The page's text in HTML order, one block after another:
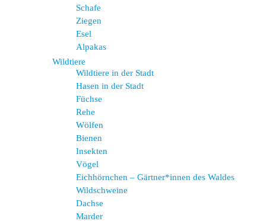
Schafe
Ziegen
Esel
Alpakas
Wildtiere
Wildtiere in der Stadt
Hasen in der Stadt
Füchse
Rehe
Wölfen
Bienen
Insekten
Vögel
Eichhörnchen – Gärtner*innen des Waldes
Wildschweine
Dachse
Marder